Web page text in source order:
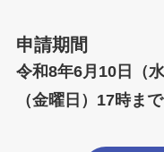
申請期間
令和8年6月10日（
（金曜日）17時まで